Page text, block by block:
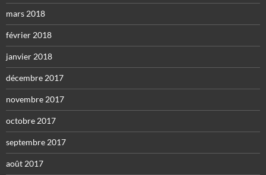
mars 2018
février 2018
janvier 2018
décembre 2017
novembre 2017
octobre 2017
septembre 2017
août 2017